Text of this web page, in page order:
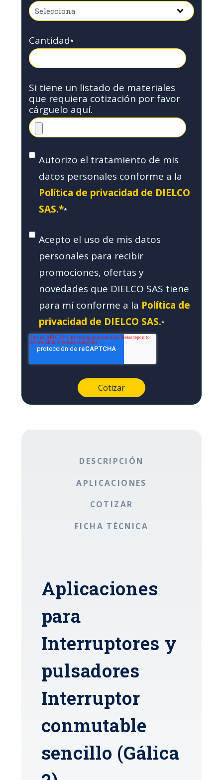
Cantidad*
Si tiene un listado de materiales
que requiera cotización por favor
cárguelo aquí.
Autorizo el tratamiento de mis
datos personales conforme a la
Política de privacidad de DIELCO
SAS.**
Acepto el uso de mis datos
personales para recibir
promociones, ofertas y
novedades que DIELCO SAS tiene
para mí conforme a la Política de
privacidad de DIELCO SAS.*
DESCRIPCIÓN
APLICACIONES
COTIZAR
FICHA TÉCNICA
Aplicaciones
para
Interruptores y
pulsadores
Interruptor
conmutable
sencillo (Gálica